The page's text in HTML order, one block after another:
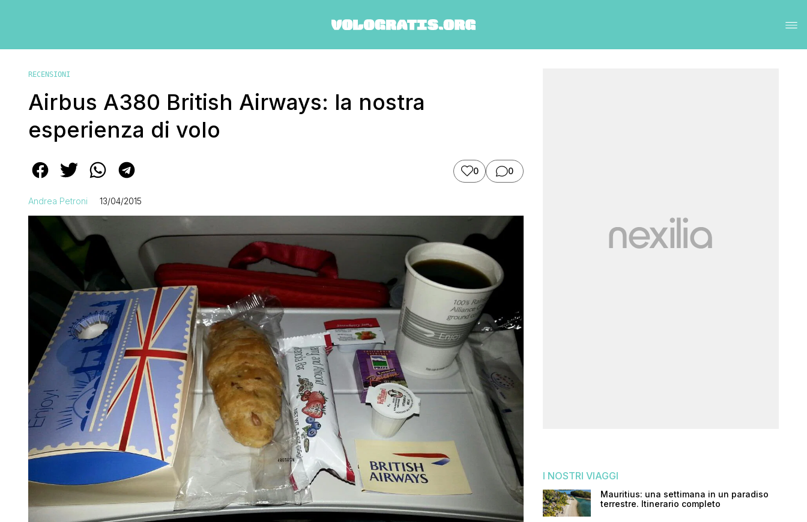
RECENSIONI
Airbus A380 British Airways: la nostra
esperienza di volo
0 0
Andrea Petroni 13/04/2015
I NOSTRI VIAGGI
Mauritius: una settimana in un paradiso
terrestre. Itinerario completo